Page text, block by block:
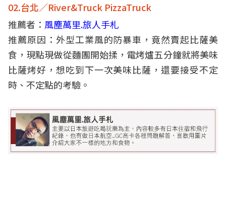
02.台北／River&Truck PizzaTruck
推薦者： 風塵萬里.旅人手札
推薦原因：外型工業風的防暴車，竟然賣起比薩美
食，現點現做從麵團開始揉，電烤爐五分鐘就將美味
比薩烤好，想吃到下一次美味比薩，還要接受不定
時、不定點的考驗。